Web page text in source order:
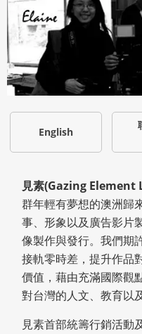
English
見素(Gazing Element
群年輕有夢想的澳洲歸
事、形象以及廣告影片
像製作與發行。我們期
接軌零時差，提升作品
價值，藉由充滿國際觀
對台灣的人文、教育以
見素首部統籌行銷活動